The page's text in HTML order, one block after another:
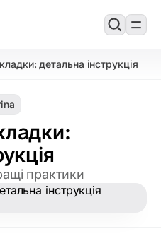
детальна інструкція
практики